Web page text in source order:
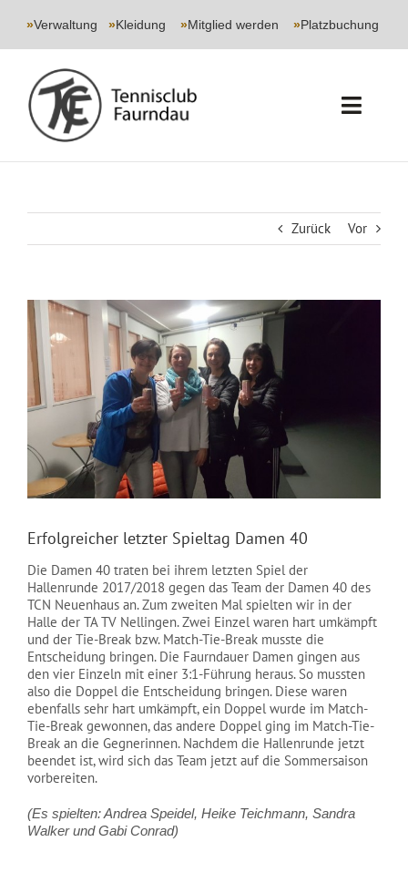
»Verwaltung »Kleidung »Mitglied werden »Platzbuchung
JUGEND
EVENTS
NEWS
Zurück Vor
Zeige
grösseres
Bild
Erfolgreicher letzter Spieltag Damen 40
Die Damen 40 traten bei ihrem letzten Spiel der
Hallenrunde 2017/2018 gegen das Team der Damen 40 des
TCN Neuenhaus an. Zum zweiten Mal spielten wir in der
Halle der TA TV Nellingen. Zwei Einzel waren hart umkämpft
und der Tie-Break bzw. Match-Tie-Break musste die
Entscheidung bringen. Die Faurndauer Damen gingen aus
den vier Einzeln mit einer 3:1-Führung heraus. So mussten
also die Doppel die Entscheidung bringen. Diese waren
ebenfalls sehr hart umkämpft, ein Doppel wurde im Match-
Tie-Break gewonnen, das andere Doppel ging im Match-Tie-
Break an die Gegnerinnen. Nachdem die Hallenrunde jetzt
beendet ist, wird sich das Team jetzt auf die Sommersaison
vorbereiten.
(Es spielten: Andrea Speidel, Heike Teichmann, Sandra
Walker und Gabi Conrad)